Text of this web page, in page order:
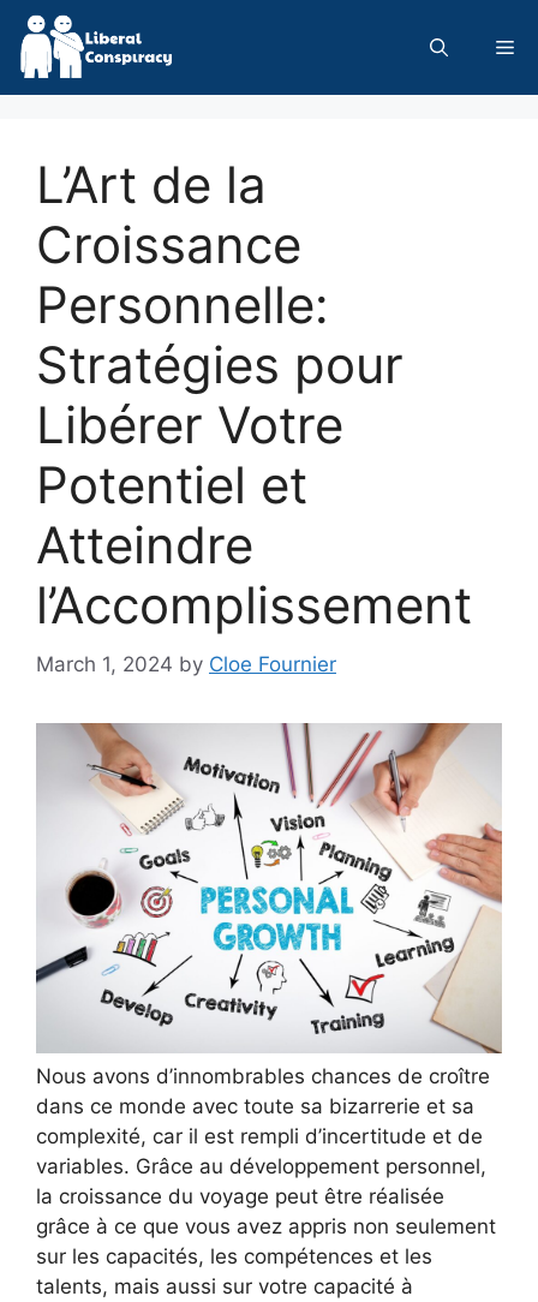
Skip
content
L’Art de la
Croissance
Personnelle:
Stratégies pour
Libérer Votre
Potentiel et
Atteindre
l’Accomplissement
March 1, 2024 by Cloe Fournier
Nous avons d’innombrables chances de croître
dans ce monde avec toute sa bizarrerie et sa
complexité, car il est rempli d’incertitude et de
variables. Grâce au développement personnel,
la croissance du voyage peut être réalisée
grâce à ce que vous avez appris non seulement
sur les capacités, les compétences et les
talents, mais aussi sur votre capacité à